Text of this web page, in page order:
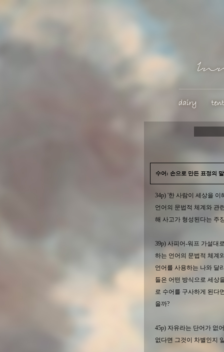
수어: 손으로 만든 표정의
34p) '한 사람이 세상을
언어의 문법적 체계와 관
해 사고가 형성된다는 주
39p) 사피어-워프 가설대
하는 언어의 문법적 체계
언어를 사용하는 나와 달
들은 어떤 방식으로 세상
로 수어를 구사하게 된다
을까?
45p) 자유라는 단어가 없
없다면 그것이 차별인지